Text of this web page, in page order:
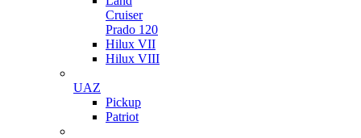
Cruiser
Prado 120
Hilux VII
Hilux VIII
UAZ
Pickup
Patriot